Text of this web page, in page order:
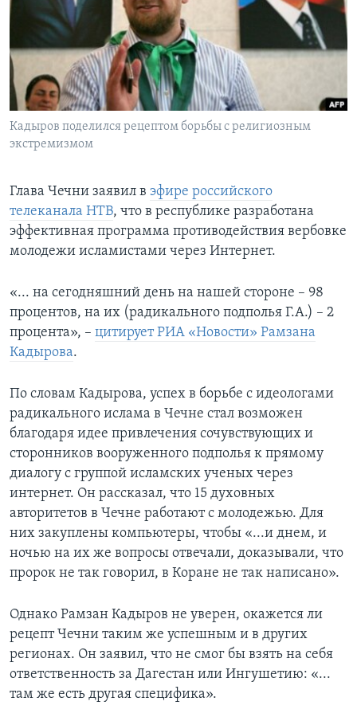
Learning English
СОЦИАЛЬНЫЕ СЕТИ
Языки
Кадыров поделился рецептом борьбы с религиозным
экстремизмом
Глава Чечни заявил в эфире российского
телеканала НТВ, что в республике разработана
эффективная программа противодействия вербовке
молодежи исламистами через Интернет.
«... на сегодняшний день на нашей стороне – 98
процентов, на их (радикального подполья Г.А.) – 2
процента», – цитирует РИА «Новости» Рамзана
Кадырова.
По словам Кадырова, успех в борьбе с идеологами
радикального ислама в Чечне стал возможен
благодаря идее привлечения сочувствующих и
сторонников вооруженного подполья к прямому
диалогу с группой исламских ученых через
интернет. Он рассказал, что 15 духовных
авторитетов в Чечне работают с молодежью. Для
них закуплены компьютеры, чтобы «...и днем, и
ночью на их же вопросы отвечали, доказывали, что
пророк не так говорил, в Коране не так написано».
Однако Рамзан Кадыров не уверен, окажется ли
рецепт Чечни таким же успешным и в других
регионах. Он заявил, что не смог бы взять на себя
ответственность за Дагестан или Ингушетию: «...
там же есть другая специфика».